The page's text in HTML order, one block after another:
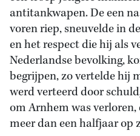
antitankwapen. De een
voren riep, sneuvelde in
en het respect die hij als
Nederlandse bevolking,
begrijpen, zo vertelde hij
werd verteerd door
om Arnhem was
meer dan een halfjaar op